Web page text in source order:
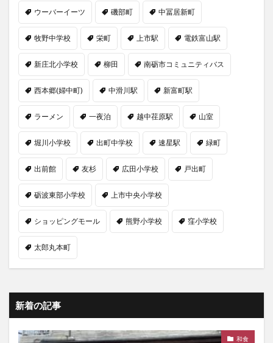
ウーバーイーツ 磯部町 中冨居新町
牧野中学校 栄町 上市駅 電鉄富山駅
新庄北小学校 柳田 南砺市コミュニティバス
西本郷(婦中町) 中滑川駅 新富町駅
ラーメン 一夜泊 越中荏原駅 山室
堀川小学校 出町中学校 速星駅 緑町
出前館 友杉 広田小学校 戸出町
砺波東部小学校 上市中央小学校
ショッピングモール 熊野小学校 窪小学校
太郎丸本町
新着の記事
和食